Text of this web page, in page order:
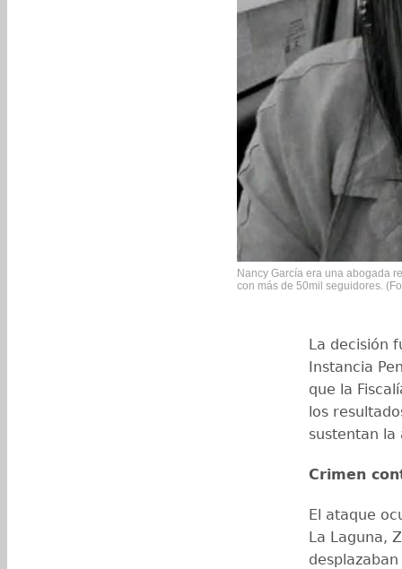
Nancy García era una abogada
con más de 50mil seguidores.
La decisión
Instancia
que la
los
sustentan la
Crimen
El ataque
La Laguna,